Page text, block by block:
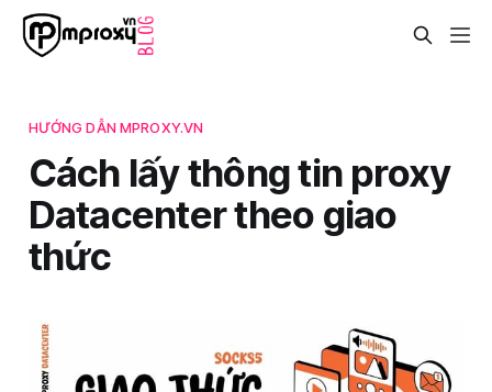
HƯỚNG DẪN MPROXY.VN
Cách lấy thông tin proxy
Datacenter theo giao
thức